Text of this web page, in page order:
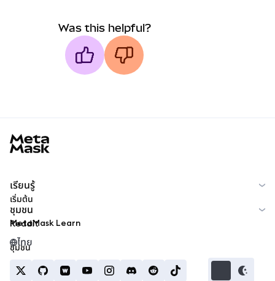
Was this helpful?
เรียนรู้
เริ่มต้น
MetaMask Learn
ชุมชน
Reddit
ชุมชน
ไทย